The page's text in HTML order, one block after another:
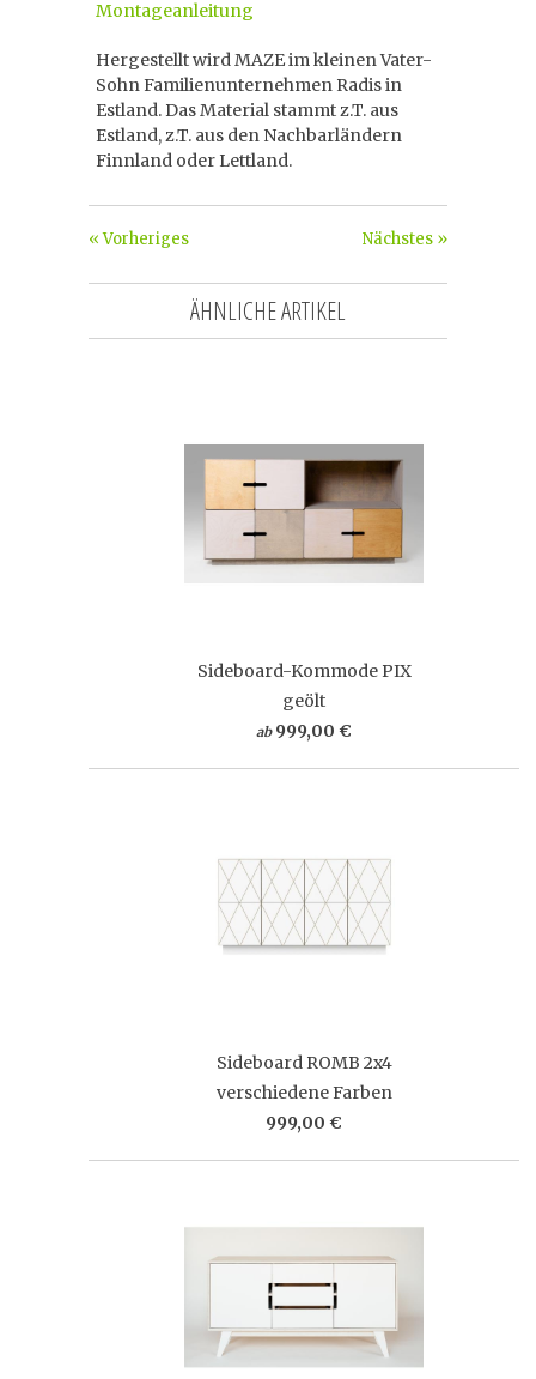
Montageanleitung
Hergestellt wird MAZE im kleinen Vater-
Sohn Familienunternehmen Radis in
Estland. Das Material stammt z.T. aus
Estland, z.T. aus den Nachbarländern
Finnland oder Lettland.
Nächstes »
« Vorheriges
ÄHNLICHE ARTIKEL
Sideboard-Kommode PIX
geölt
ab 999,00 €
Sideboard ROMB 2x4
verschiedene Farben
999,00 €